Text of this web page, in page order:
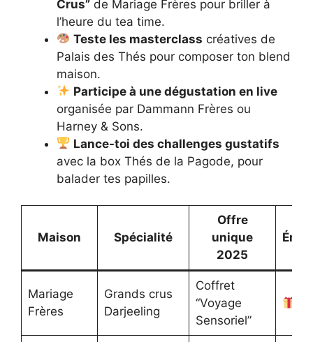
Crus” de Mariage Frères pour briller à
l’heure du tea time.
Teste les masterclass créatives de
Palais des Thés pour composer ton blend
maison.
Participe à une dégustation en live
organisée par Dammann Frères ou
Harney & Sons.
Lance-toi des challenges gustatifs
avec la box Thés de la Pagode, pour
balader tes papilles.
Maison Spécialité
Offre
unique
2025
Mariage
Frères
Grands crus
Darjeeling
Coffret
“Voyage
Sensoriel”